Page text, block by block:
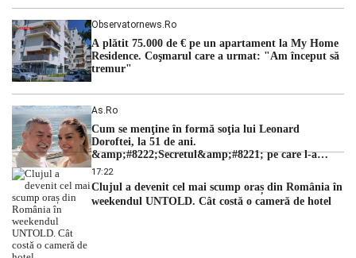
Observatornews.ro
A plătit 75.000 de € pe un apartament la My Home
Residence. Coşmarul care a urmat: "Am început să
tremur"
As.ro
Cum se menţine în formă soţia lui Leonard
Doroftei, la 51 de ani.
&amp;#8222;Secretul&amp;#8221; pe care l-a
dezvăluit
17:22
Clujul a devenit cel mai scump oraș din România în
weekendul UNTOLD. Cât costă o cameră de hotel